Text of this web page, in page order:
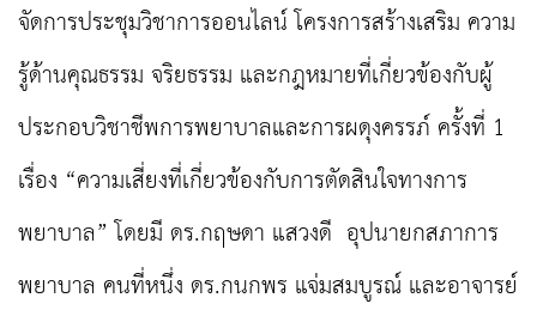
จัดการประชุมวิชาการออนไลน์ โครงการสร้างเสริม ความ
รู้ด้านคุณธรรม จริยธรรม และกฎหมายที่เกี่ยวข้องกับผู้
ประกอบวิชาชีพการพยาบาลและการผดุงครรภ์ ครั้งที่ 1
เรื่อง “ความเสี่ยงที่เกี่ยวข้องกับการตัดสินใจทางการ
พยาบาล” โดยมี ดร.กฤษดา แสวงดี อุปนายกสภาการ
พยาบาล คนที่หนึ่ง ดร.กนกพร แจ่มสมบูรณ์ และอาจารย์